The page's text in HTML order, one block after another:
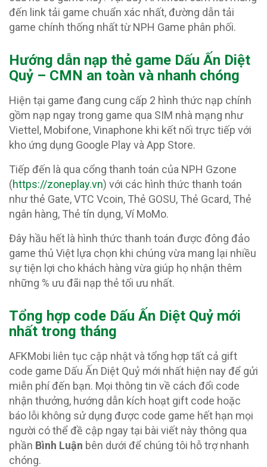
đến link tải game chuẩn xác nhất, đường dẫn tải
game chính thống nhất từ NPH Game phân phối.
Hướng dẫn nạp thẻ game Dấu Ấn Diệt
Quỷ – CMN an toàn và nhanh chóng
Hiện tại game đang cung cấp 2 hình thức nạp chính
gồm nạp ngay trong game qua SIM nhà mạng như
Viettel, Mobifone, Vinaphone khi kết nối trực tiếp với
kho ứng dụng Google Play và App Store.
Tiếp đến là qua cổng thanh toán của NPH Gzone
(https://zoneplay.vn) với các hình thức thanh toán
như thẻ Gate, VTC Vcoin, Thẻ GOSU, Thẻ Gcard, Thẻ
ngân hàng, Thẻ tín dụng, Ví MoMo.
Đây hầu hết là hình thức thanh toán được đông đảo
game thủ Việt lựa chọn khi chúng vừa mang lại nhiều
sự tiện lợi cho khách hàng vừa giúp họ nhận thêm
những % ưu đãi nạp thẻ tối ưu nhất.
Tổng hợp code Dấu Ấn Diệt Quỷ mới
nhất trong tháng
AFKMobi liên tục cập nhật và tổng hợp tất cả gift
code game Dấu Ấn Diệt Quỷ mới nhất hiện nay để gửi
miễn phí đến bạn. Mọi thông tin về cách đổi code
nhận thưởng, hướng dẫn kích hoạt gift code hoặc
báo lỗi không sử dụng được code game hết hạn mọi
người có thể đề cập ngay tại bài viết này thông qua
phần Bình Luận bên dưới để chúng tôi hỗ trợ nhanh
chóng.